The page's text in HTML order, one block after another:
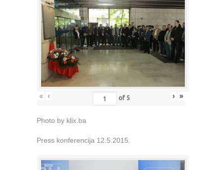
« ‹ of 5 › »
Photo by klix.ba
Press konferencija 12.5.2015.